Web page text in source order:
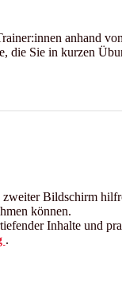
anhand
die Sie in kurzen
Bildschirm
können.
Inhalte und
.